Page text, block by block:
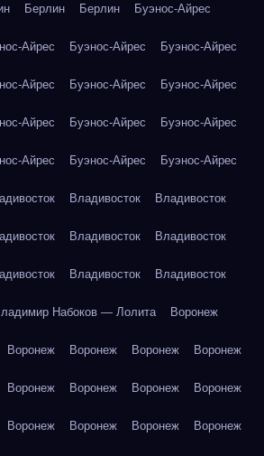
Берлин Берлин Буэнос-Айрес
Айрес Буэнос-Айрес Буэнос-Айрес
Айрес Буэнос-Айрес Буэнос-Айрес
Айрес Буэнос-Айрес Буэнос-Айрес
Айрес Буэнос-Айрес Буэнос-Айрес
Владивосток Владивосток
Владивосток Владивосток
Владивосток Владивосток
Набоков — Лолита Воронеж
Воронеж Воронеж Воронеж Воронеж
Воронеж Воронеж Воронеж Воронеж
Воронеж Воронеж Воронеж Воронеж